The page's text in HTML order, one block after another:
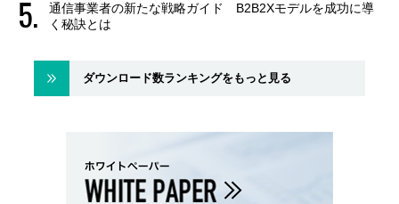
通信事業者の新たな戦略ガイド B2B2Xモデルを成功に導
く秘訣とは
ダウンロード数ランキングをもっと見る